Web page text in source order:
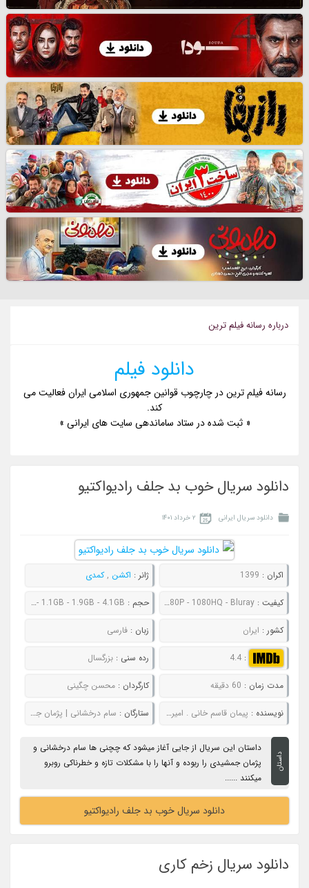
درباره رسانه فیلم ترین
دانلود فیلم
رسانه فیلم ترین در چارچوب قوانین جمهوری اسلامی ایران فعالیت می
کند.
« ثبت شده در ستاد ساماندهی سایت های ایرانی »
دانلود سریال خوب بد جلف رادیواکتیو
دانلود سریال ایرانی ۲ خرداد ۱۴۰۱
اکران : 1399 ژانر : اکشن ,کمدی
کیفیت :480P - 720P - 1080P - 1080HQ - Bluray حجم : 325MB - 545MB - 1.1GB - 1.9GB - 4.1GB
کشور : ایران زبان : فارسی
:
4.4 رده سنی : بزرگسال
مدت زمان : 60 دقیقه کارگردان : محسن چگینی
نویسنده : پیمان قاسم خانی . امیر مهدی ژوله . مهراب قاسم خانی ستارگان : سام درخشانی | پژمان جمشیدی | حامد کمیلی | فرهاد آئیش | گوهر خیراندیش
داستان
داستان این سریال از جایی آغاز میشود که چچنی ها سام درخشانی و
پژمان جمشیدی را ربوده و آنها را با مشکلات تازه و خطرناکی روبرو
میکنند ......
دانلود سریال خوب بد جلف رادیواکتیو
دانلود سریال زخم کاری